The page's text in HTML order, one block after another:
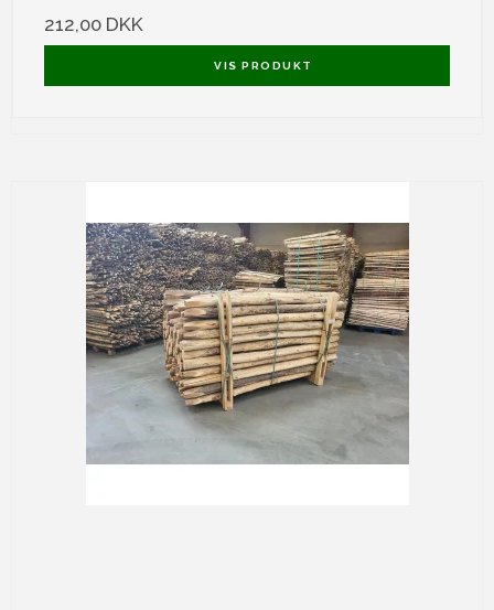
212,00 DKK
VIS PRODUKT